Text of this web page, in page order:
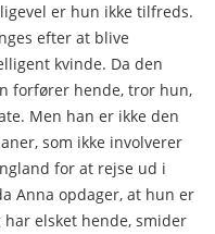
er hun ikke tilfreds.
efter at blive
kvinde. Da den
forfører hende, tror hun,
Men han er ikke den
som ikke involverer
for at rejse ud i
Anna opdager, at hun er
elsket hende, smider